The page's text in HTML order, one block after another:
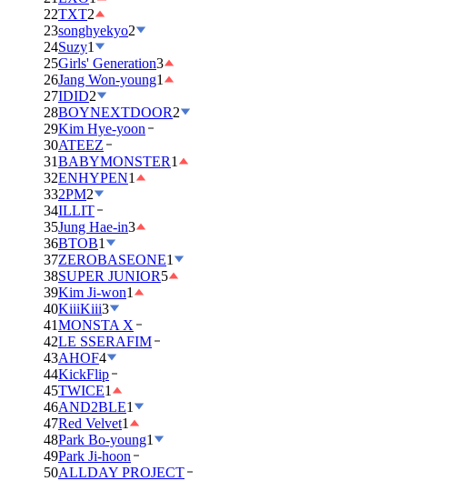
22TXT2
23songhyekyo2
24Suzy1
25Girls' Generation3
26Jang Won-young1
27IDID2
28BOYNEXTDOOR2
29Kim Hye-yoon
30ATEEZ
31BABYMONSTER1
32ENHYPEN1
332PM2
34ILLIT
35Jung Hae-in3
36BTOB1
37ZEROBASEONE1
38SUPER JUNIOR5
39Kim Ji-won1
40KiiiKiii3
41MONSTA X
42LE SSERAFIM
43AHOF4
44KickFlip
45TWICE1
46AND2BLE1
47Red Velvet1
48Park Bo-young1
49Park Ji-hoon
50ALLDAY PROJECT
BTS